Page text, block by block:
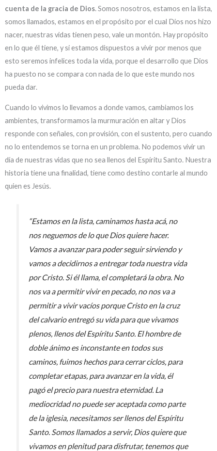
cuenta de la gracia de Dios. Somos nosotros, estamos en la lista,
somos llamados, estamos en el propósito por el cual Dios nos hizo
nacer, nuestras vidas tienen peso, vale un montón. Hay propósito
en lo que él tiene, y si estamos dispuestos a vivir por menos que
esto seremos infelices toda la vida, porque el desarrollo que Dios
ha puesto no se compara con nada de lo que este mundo nos
pueda dar.
Cuando lo vivimos lo llevamos a donde vamos, cambiamos los
ambientes, transformamos la murmuración en altar y Dios
responde con señales, con provisión, con el sustento, pero cuando
no lo entendemos se torna en un problema. No podemos vivir un
día de nuestras vidas que no sea llenos del Espíritu Santo. Nuestra
historia tiene una finalidad, tiene como destino contarle al mundo
quien es Jesús.
“Estamos en la lista, caminamos hasta acá, no
nos neguemos de lo que Dios quiere hacer.
Vamos a avanzar para poder seguir sirviendo y
vamos a decidirnos a entregar toda nuestra vida
por Cristo. Si él llama, el completará la obra. No
nos va a permitir vivir en pecado, no nos va a
permitir a vivir vacíos porque Cristo en la cruz
del calvario entregó su vida para que vivamos
plenos, llenos del Espíritu Santo. El hombre de
doble ánimo es inconstante en todos sus
caminos, fuimos hechos para cerrar ciclos, para
completar etapas, para avanzar en la vida, él
pagó el precio para nuestra eternidad. La
mediocridad no puede ser aceptada como parte
de la iglesia, necesitamos ser llenos del Espíritu
Santo. Somos llamados a servir, Dios quiere que
vivamos en plenitud para disfrutar, tenemos que